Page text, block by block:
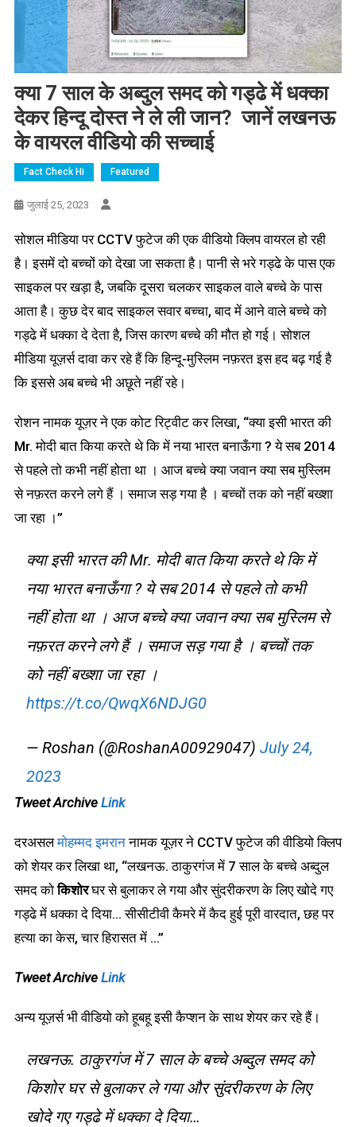
क्या 7 साल के अब्दुल समद को गड्ढे में धक्का
देकर हिन्दू दोस्त ने ले ली जान? जानें लखनऊ
के वायरल वीडियो की सच्चाई
Fact Check Hi Featured
जुलाई 25, 2023
सोशल मीडिया पर CCTV फुटेज की एक वीडियो क्लिप वायरल हो रही
है। इसमें दो बच्चों को देखा जा सकता है। पानी से भरे गड्ढे के पास एक
साइकल पर खड़ा है, जबकि दूसरा चलकर साइकल वाले बच्चे के पास
आता है। कुछ देर बाद साइकल सवार बच्चा, बाद में आने वाले बच्चे को
गड्ढे में धक्का दे देता है, जिस कारण बच्चे की मौत हो गई। सोशल
मीडिया यूज़र्स दावा कर रहे हैं कि हिन्दू-मुस्लिम नफ़रत इस हद बढ़ गई है
कि इससे अब बच्चे भी अछूते नहीं रहे।
रोशन नामक यूज़र ने एक कोट रिट्वीट कर लिखा, “क्या इसी भारत की
Mr. मोदी बात किया करते थे कि में नया भारत बनाऊँगा ? ये सब 2014
से पहले तो कभी नहीं होता था । आज बच्चे क्या जवान क्या सब मुस्लिम
से नफ़रत करने लगे हैं । समाज सड़ गया है । बच्चों तक को नहीं बख्शा
जा रहा ।”
क्या इसी भारत की Mr. मोदी बात किया करते थे कि में
नया भारत बनाऊँगा ? ये सब 2014 से पहले तो कभी
नहीं होता था । आज बच्चे क्या जवान क्या सब मुस्लिम से
नफ़रत करने लगे हैं । समाज सड़ गया है । बच्चों तक
को नहीं बख्शा जा रहा ।
https://t.co/QwqX6NDJG0
— Roshan (@RoshanA00929047) July 24,
2023
Tweet Archive Link
दरअसलमोहम्मद इमराननामक यूज़र ने CCTV फुटेज की वीडियो क्लिप
को शेयर कर लिखा था, “लखनऊ. ठाकुरगंज में 7 साल के बच्चे अब्दुल
समद कोकिशोरघर से बुलाकर ले गया और सुंदरीकरण के लिए खोदे गए
गड्ढे में धक्का दे दिया… सीसीटीवी कैमरे में कैद हुई पूरी वारदात, छह पर
हत्या का केस, चार हिरासत में …”
Tweet Archive Link
अन्य यूज़र्स भी वीडियो को हूबहू इसी कैप्शन के साथ शेयर कर रहे हैं।
लखनऊ. ठाकुरगंज में 7 साल के बच्चे अब्दुल समद को
किशोर घर से बुलाकर ले गया और सुंदरीकरण के लिए
खोदे गए गड्ढे में धक्का दे दिया…